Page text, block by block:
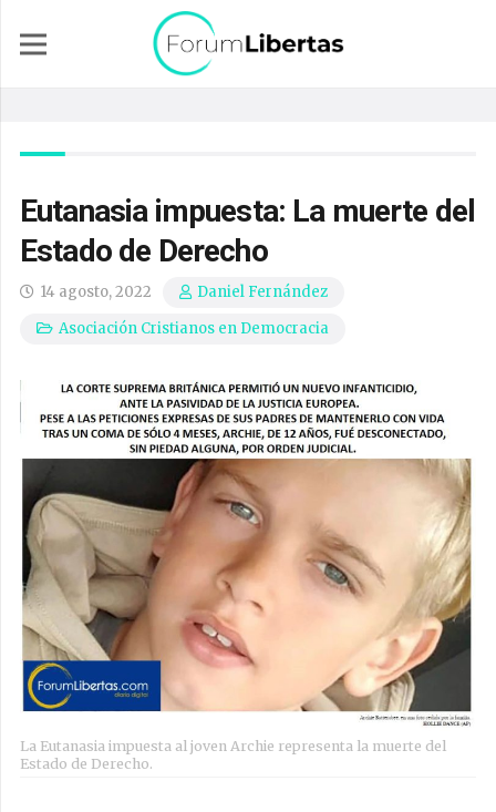
Eutanasia impuesta: La muerte del
Estado de Derecho
14 agosto, 2022
Daniel Fernández
Asociación Cristianos en Democracia
La Eutanasia impuesta al joven Archie representa la muerte del
Estado de Derecho.